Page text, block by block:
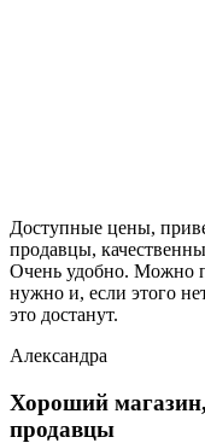
Доступные цены,
продавцы,
Очень удобно. Можно
нужно и, если этого
это достанут.
Александра
Хороший
продавцы